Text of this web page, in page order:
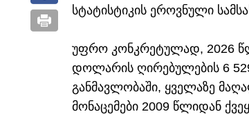
სტატისტიკის ეროვნული
უფრო კონკრეტულად, 2026
დოლარის ღირებულების 6
განმავლობაში, ყველაზე
მონაცემები 2009 წლიდან